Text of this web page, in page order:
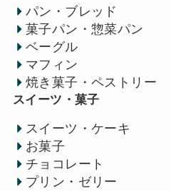
パン・ブレッド
菓子パン・惣菜パン
ベーグル
マフィン
焼き菓子・ペストリー
スイーツ・菓子
スイーツ・ケーキ
お菓子
チョコレート
プリン・ゼリー